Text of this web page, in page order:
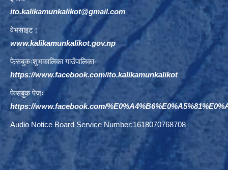
ito.kalikamunkalikot@gmail.com
वेभसाइट :
www.kalikamunkalikot.gov.np
फेसबुकःशुभकालिका गाउँपालिका-
https://www.facebook.com/ito.kalikamunkalikot
फेसबुक पेजः
https://www.facebook.com/
Audio Notice Board Service Number:1618070768708